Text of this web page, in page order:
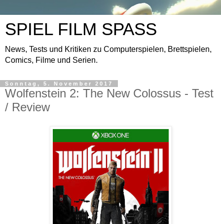
SPIEL FILM SPASS
News, Tests und Kritiken zu Computerspielen, Brettspielen,
Comics, Filme und Serien.
Sonntag, 5. November 2017
Wolfenstein 2: The New Colossus - Test
/ Review